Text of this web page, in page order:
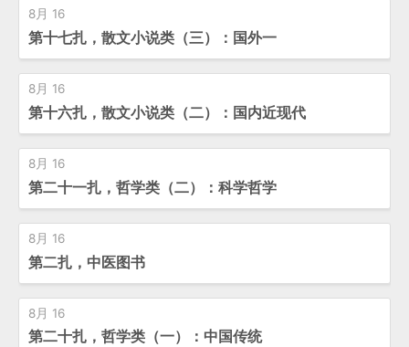
8月 16
第十七扎，散文小说类（三）：国外一
8月 16
第十六扎，散文小说类（二）：国内近现代
8月 16
第二十一扎，哲学类（二）：科学哲学
8月 16
第二扎，中医图书
8月 16
第二十扎，哲学类（一）：中国传统